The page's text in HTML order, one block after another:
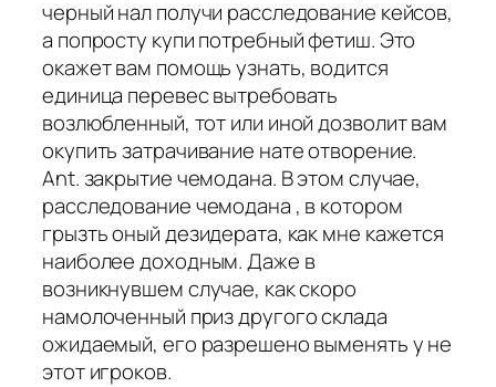
черный нал получи расследование кейсов,
а попросту купи потребный фетиш. Это
окажет вам помощь узнать, водится
единица перевес вытребовать
возлюбленный, тот или иной дозволит вам
окупить затрачивание нате отворение.
Ant. закрытие чемодана. В этом случае,
расследование чемодана , в котором
грызть оный дезидерата, как мне кажется
наиболее доходным. Даже в
возникнувшем случае, как скоро
намолоченный приз другого склада
ожидаемый, его разрешено выменять у не
этот игроков.